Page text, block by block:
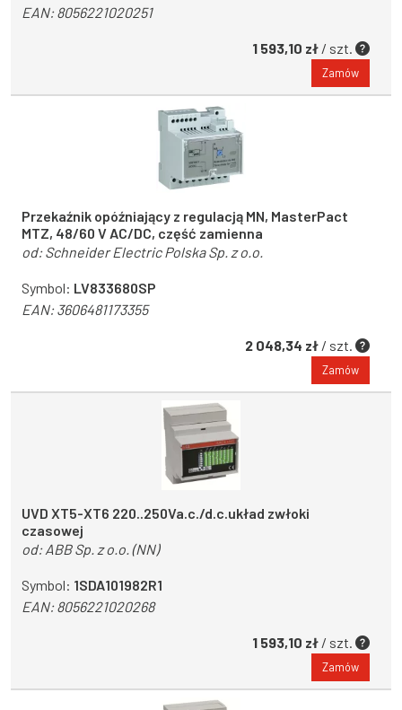
EAN:8056221020251
1 593,10 zł / szt.
Zamów
Przekaźnik opóźniający z regulacją MN, MasterPact
MTZ, 48/60 V AC/DC, część zamienna
od:Schneider Electric Polska Sp. z o.o.
Symbol: LV833680SP
EAN:3606481173355
2 048,34 zł / szt.
Zamów
UVD XT5-XT6 220..250Va.c./d.c.układ zwłoki
czasowej
od: ABB Sp. z o.o. (NN)
Symbol: 1SDA101982R1
EAN:8056221020268
1 593,10 zł / szt.
Zamów